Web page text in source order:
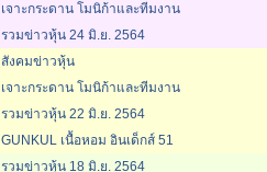
เจาะกระดาน โมนิก้าและทีมงาน
รวมข่าวหุ้น 24 มิ.ย. 2564
สังคมข่าวหุ้น
เจาะกระดาน โมนิก้าและทีมงาน
รวมข่าวหุ้น 22 มิ.ย. 2564
GUNKUL เนื้อหอม อินเด็กส์ 51
รวมข่าวหุ้น 18 มิ.ย. 2564